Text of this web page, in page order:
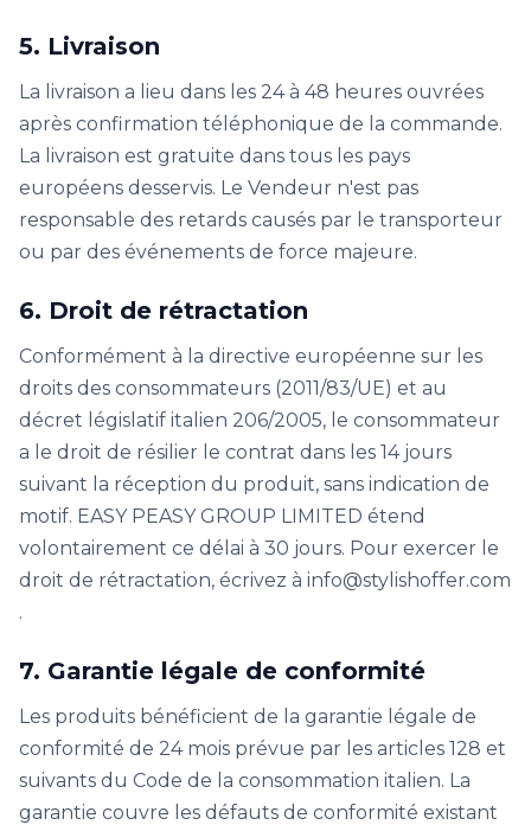
5. Livraison
La livraison a lieu dans les 24 à 48 heures ouvrées
après confirmation téléphonique de la commande.
La livraison est gratuite dans tous les pays
européens desservis. Le Vendeur n'est pas
responsable des retards causés par le transporteur
ou par des événements de force majeure.
6. Droit de rétractation
Conformément à la directive européenne sur les
droits des consommateurs (2011/83/UE) et au
décret législatif italien 206/2005, le consommateur
a le droit de résilier le contrat dans les 14 jours
suivant la réception du produit, sans indication de
motif. EASY PEASY GROUP LIMITED étend
volontairement ce délai à 30 jours. Pour exercer le
droit de rétractation, écrivez à info@stylishoffer.com
.
7. Garantie légale de conformité
Les produits bénéficient de la garantie légale de
conformité de 24 mois prévue par les articles 128 et
suivants du Code de la consommation italien. La
garantie couvre les défauts de conformité existant